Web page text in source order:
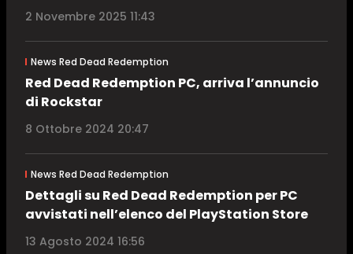
2 Novembre 2025 11:43
News Red Dead Redemption
Red Dead Redemption PC, arriva l’annuncio
di Rockstar
8 Ottobre 2024 20:47
News Red Dead Redemption
Dettagli su Red Dead Redemption per PC
avvistati nell’elenco del PlayStation Store
13 Agosto 2024 16:56